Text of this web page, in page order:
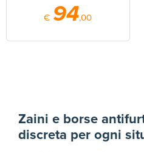
€ 94,00
Zaini e borse
discreta per ogni